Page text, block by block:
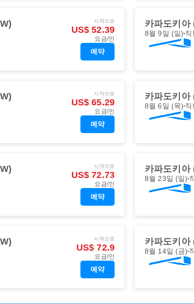
시작으로
US$ 52.39
요금/인
예약
카파도키아
8월 9일 (일) 직
시작으로
US$ 65.29
요금/인
예약
카파도키아
8월 6일 (목) 직
시작으로
US$ 72.73
요금/인
예약
카파도키아
8월 23일 (일)
시작으로
US$ 72.9
요금/인
예약
카파도키아
8월 14일 (금)